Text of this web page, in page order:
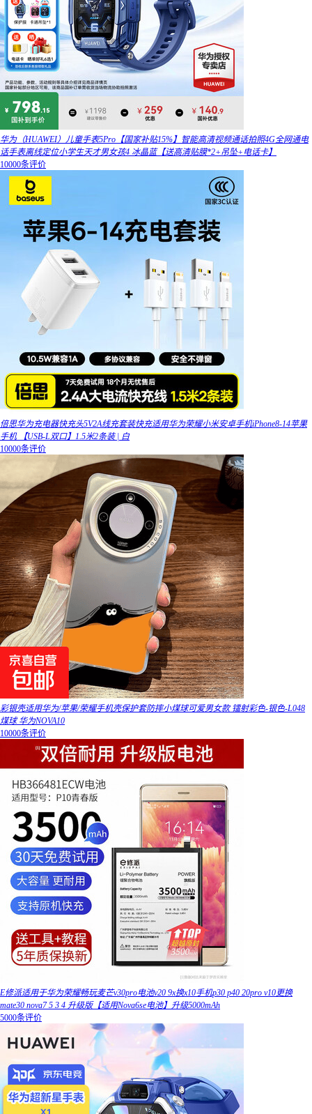
华为（HUAWEI）儿童手表5Pro【国家补贴15%】智能高清视频通话拍照4G全网通电
话手表离线定位小学生天才男女孩4 冰晶蓝【送高清贴膜*2+吊坠+电话卡】
10000条评价
倍思华为充电器快充头5V2A线充套装快充适用华为荣耀小米安卓手机iPhone8-14苹果
手机 【USB-L双口】1.5米2条装 | 白
10000条评价
彩银壳适用华为/苹果/荣耀手机壳保护套防摔小煤球可爱男女款 镭射彩色-银色-L048
煤球 华为NOVA10
10000条评价
E修派适用于华为荣耀畅玩麦芒v30pro电池v20 9x换x10手机p30 p40 20pro v10更换
mate30 nova7 5 3 4 升级版【适用Nova6se电池】升级5000mAh
5000条评价